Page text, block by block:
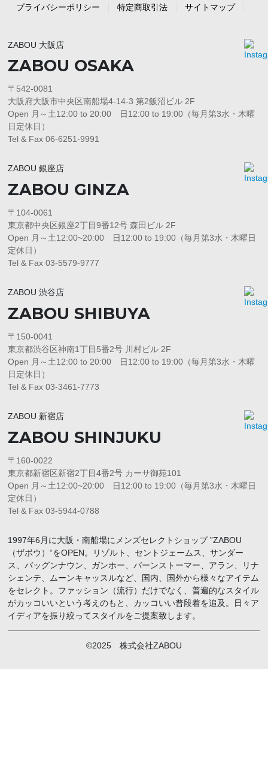
プライバシーポリシー 特定商取引法 サイトマップ
ZABOU 大阪店
ZABOU OSAKA
〒542-0081
大阪府大阪市中央区南船場4-14-3 第2飯沼ビル 2F
Open 月～土12:00 to 20:00 日12:00 to 19:00（毎月第3水・木曜
日定休日）
Tel & Fax 06-6251-9991
ZABOU 銀座店
ZABOU GINZA
〒104-0061
東京都中央区銀座2丁目9番12号 森田ビル 2F
Open 月～土12:00~20:00 日12:00 to 19:00（毎月第3水・木曜日
定休日）
Tel & Fax 03-5579-9777
ZABOU 渋谷店
ZABOU SHIBUYA
〒150-0041
東京都渋谷区神南1丁目5番2号 川村ビル 2F
Open 月～土12:00 to 20:00 日12:00 to 19:00（毎月第3水・木曜
日定休日）
Tel & Fax 03-3461-7773
ZABOU 新宿店
ZABOU SHINJUKU
〒160-0022
東京都新宿区新宿2丁目4番2号 カーサ御苑101
Open 月～土12:00~20:00 日12:00 to 19:00（毎月第3水・木曜日
定休日）
Tel & Fax 03-5944-0788
1997年6月に大阪・南船場にメンズセレクトショップ ”ZABOU
（ザボウ）“をOPEN。リゾルト、セントジェームス、サンダー
ス、バッグンナウン、ガンホー、バーンストーマー、アラン、リナ
シェンテ、ムーンキャッスルなど、国内、国外から様々なアイテム
をセレクト。ファッション（流行）だけでなく、普遍的なスタイル
がカッコいいという考えのもと、カッコいい普段着を追及。日々ア
イディアを振り絞ってスタイルをご提案致します。
©2025 株式会社ZABOU